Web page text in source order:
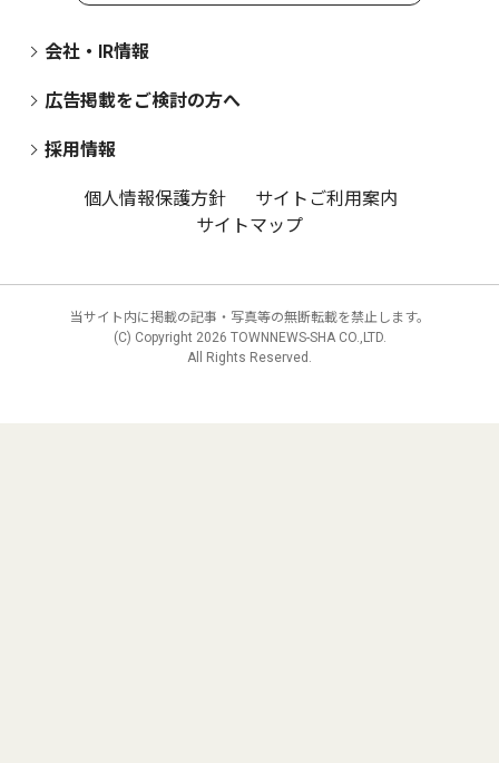
会社・IR情報
広告掲載をご検討の方へ
採用情報
個人情報保護方針
サイトご利用案内
サイトマップ
当サイト内に掲載の記事・写真等の無断転載を禁止します。
(C) Copyright 2026 TOWNNEWS-SHA CO.,LTD.
All Rights Reserved.